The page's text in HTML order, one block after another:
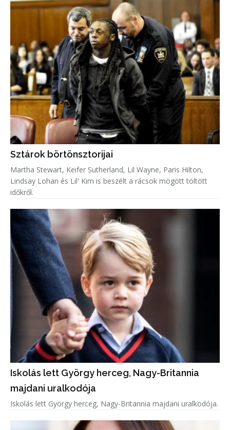
Sztárok börtönsztorijai
Martha Stewart, Keifer Sutherland, Lil Wayne, Paris Hilton,
Lindsay Lohan és Lil' Kim is beszélt a rácsok mögött töltött
időkről.
Iskolás lett György herceg, Nagy-Britannia
majdani uralkodója
Iskolás lett György herceg, Nagy-Britannia majdani uralkodója.